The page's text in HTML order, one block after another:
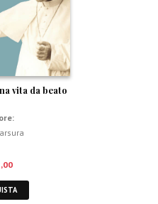
vita da beato